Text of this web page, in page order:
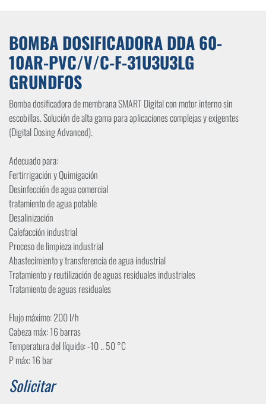
BOMBA DOSIFICADORA DDA 60-
10AR-PVC/V/C-F-31U3U3LG
GRUNDFOS
Bomba dosificadora de membrana SMART Digital con motor interno sin
escobillas. Solución de alta gama para aplicaciones complejas y exigentes
(Digital Dosing Advanced).
Adecuado para:
Fertirrigación y Quimigación
Desinfección de agua comercial
tratamiento de agua potable
Desalinización
Calefacción industrial
Proceso de limpieza industrial
Abastecimiento y transferencia de agua industrial
Tratamiento y reutilización de aguas residuales industriales
Tratamiento de aguas residuales
Flujo máximo: 200 l/h
Cabeza máx: 16 barras
Temperatura del líquido: -10 .. 50 °C
P máx: 16 bar
Solicitar